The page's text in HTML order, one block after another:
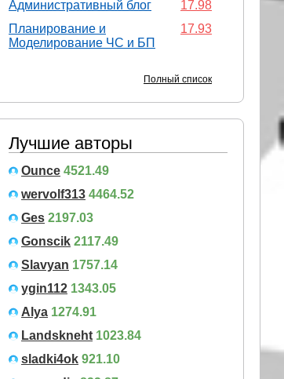
17.98
Административный блог
17.93
Планирование и
Моделирование ЧС и БП
Полный список
Лучшие авторы
Ounce 4521.49
wervolf313 4464.52
Ges 2197.03
Gonscik 2117.49
Slavyan 1757.14
ygin112 1343.05
Alya 1274.91
Landskneht 1023.84
sladki4ok 921.10